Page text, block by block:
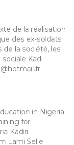
de la réalisation
des ex-soldats
de la société, les
Kadi
in Nigeria:
for
Kadiri
Lami Selle